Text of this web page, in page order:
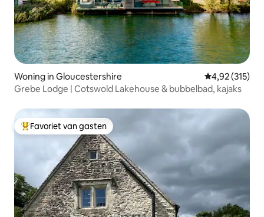
Woning in Gloucestershire Gemiddelde
4,92 (315)
Grebe Lodge | Cotswold Lakehouse & bubbelbad, kajaks
Topfavoriet van gasten
Favoriet van gasten